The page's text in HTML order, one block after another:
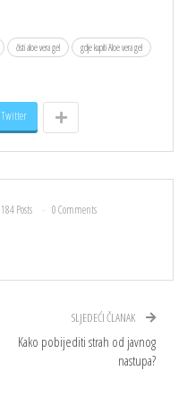
čisti aloe vera gel
gdje kupiti Aloe vera gel
Twitter
184 Posts 0 Comments
SLJEDEĆI ČLANAK
Kako pobijediti strah od javnog
nastupa?